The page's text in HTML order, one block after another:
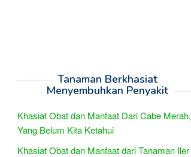
Tanaman Berkhasiat
Menyembuhkan Penyakit
Khasiat Obat dan Manfaat Dari Cabe Merah,
Yang Belum Kita Ketahui
Khasiat Obat dan Manfaat dari Tanaman Iler